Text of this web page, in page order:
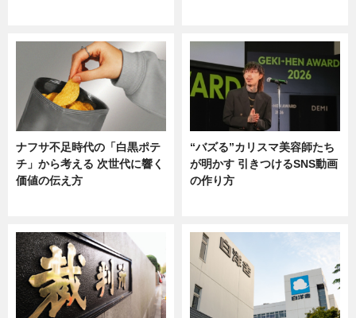
ナフサ不足時代の「白黒ポテ
チ」から考える 次世代に響く
価値の伝え方
“バズる”カリスマ美容師たち
が明かす 引きつけるSNS動画
の作り方